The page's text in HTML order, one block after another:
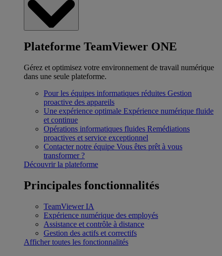
Plateforme TeamViewer ONE
Gérez et optimisez votre environnement de travail numérique
dans une seule plateforme.
Pour les équipes informatiques réduites Gestion
proactive des appareils
Une expérience optimale Expérience numérique fluide
et continue
Opérations informatiques fluides Remédiations
proactives et service exceptionnel
Contacter notre équipe Vous êtes prêt à vous
transformer ?
Découvrir la plateforme
Principales fonctionnalités
TeamViewer IA
Expérience numérique des employés
Assistance et contrôle à distance
Gestion des actifs et correctifs
Afficher toutes les fonctionnalités